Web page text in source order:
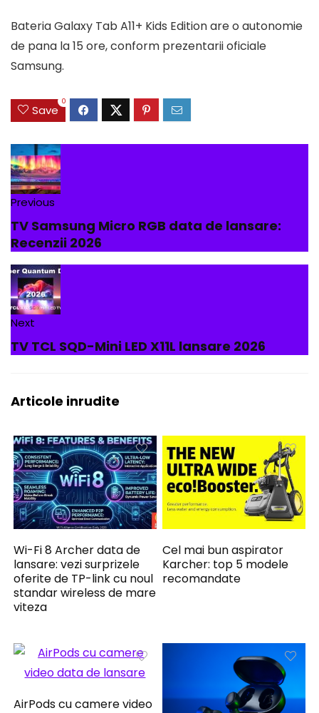
Bateria Galaxy Tab A11+ Kids Edition are o autonomie
de pana la 15 ore, conform prezentarii oficiale
Samsung.
Save
0
Previous
TV Samsung Micro RGB data de lansare:
Recenzii 2026
Next
TV TCL SQD-Mini LED X11L lansare 2026
Articole inrudite
Wi-Fi 8 Archer data de
lansare: vezi surprizele
oferite de TP-link cu noul
standar wireless de mare
viteza
Cel mai bun aspirator
Karcher: top 5 modele
recomandate
AirPods cu camere video